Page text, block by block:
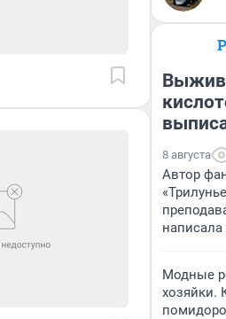
8 августа
Автор
Модные
хозяйки.